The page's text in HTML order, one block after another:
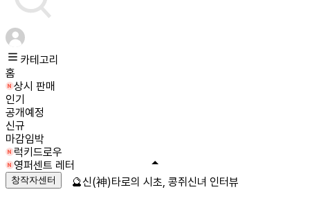
카테고리
홈
상시 판매
인기
공개예정
신규
마감임박
럭키드로우
영퍼센트 레터
창작자센터 🔮신(神)타로의 시초, 콩쥐신녀 인터뷰